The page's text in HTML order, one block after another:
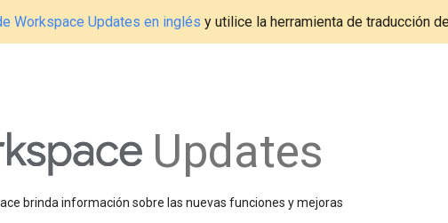
Workspace Updates en inglés y utilice la herramienta de traducción
Updates
brinda información sobre las nuevas funciones y mejoras